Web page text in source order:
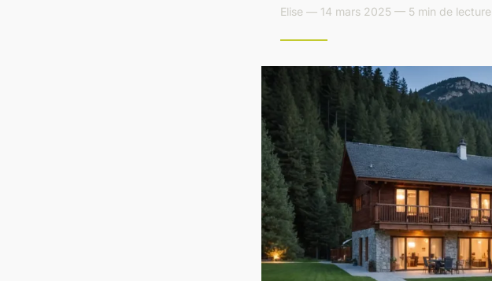
Elise — 14 mars 2025 — 5 min de lecture